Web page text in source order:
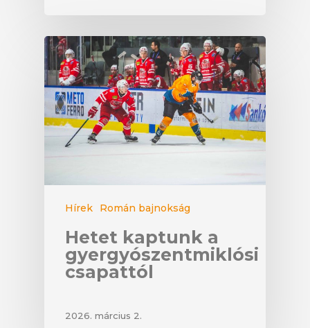
Hírek Román bajnokság
Hetet kaptunk a
gyergyószentmiklósi
csapattól
2026. március 2.